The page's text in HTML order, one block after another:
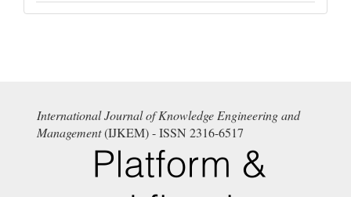
International Journal of Knowledge Engineering and
Management(IJKEM) - ISSN 2316-6517